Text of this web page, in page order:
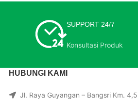
SUPPORT 24/7
Konsultasi Produk
HUBUNGI KAMI
Jl. Raya Guyangan – Bangsri Km. 4,5